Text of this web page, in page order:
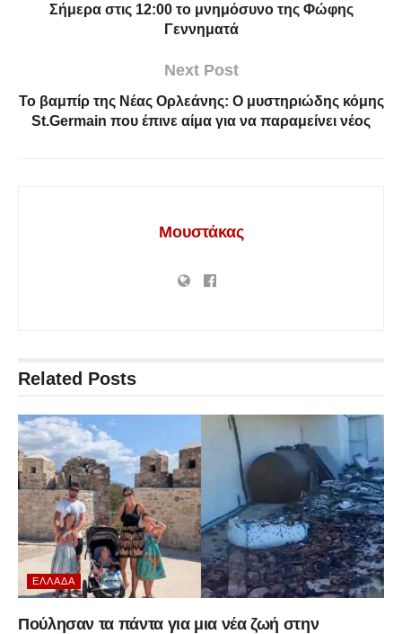
Σήμερα στις 12:00 το μνημόσυνο της Φώφης
Γεννηματά
Next Post
Το βαμπίρ της Νέας Ορλεάνης: Ο μυστηριώδης κόμης
St.Germain που έπινε αίμα για να παραμείνει νέος
Μουστάκας
Related Posts
ΕΛΛΆΔΑ
Πούλησαν τα πάντα για μια νέα ζωή στην